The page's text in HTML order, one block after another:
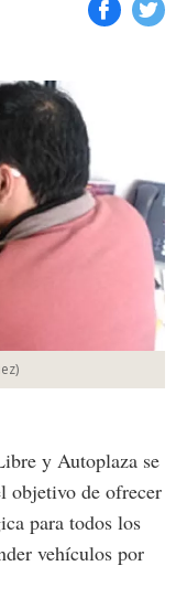
)
y Autoplaza se
objetivo de ofrecer
para todos los
vehículos por